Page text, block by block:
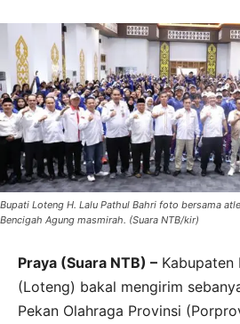
Bupati Loteng H. Lalu Pathul Bahri foto bersama
Bencigah Agung masmirah. (Suara NTB/kir)
Praya (Suara NTB) – Kabupaten
(Loteng) bakal mengirim
Pekan Olahraga Provinsi